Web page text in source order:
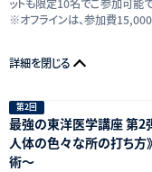
ットも限定10名でご参加可能で
※オフラインは、参加費15,000
詳細を閉じる
第2回
最強の東洋医学講座 第2
人体の色々な所の打ち方
術〜